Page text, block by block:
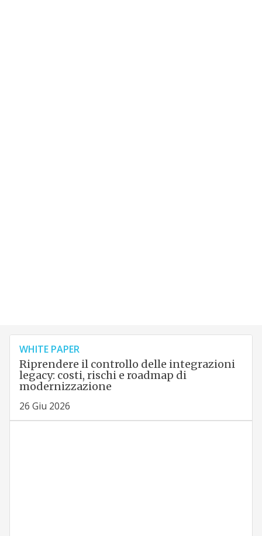
WHITE PAPER
Riprendere il controllo delle integrazioni
legacy: costi, rischi e roadmap di
modernizzazione
26 Giu 2026